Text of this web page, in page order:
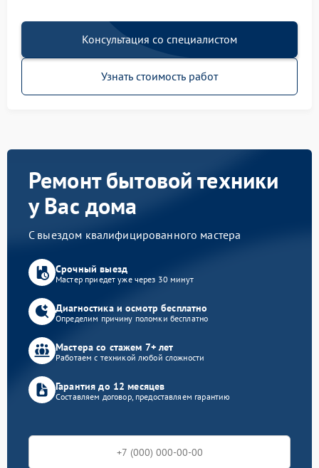
Консультация со специалистом
Узнать стоимость работ
Ремонт бытовой техники
у Вас дома
С выездом квалифицированного мастера
Срочный выезд
Мастер приедет уже через 30 минут
Диагностика и осмотр бесплатно
Определим причину поломки бесплатно
Мастера со стажем 7+ лет
Работаем с техникой любой сложности
Гарантия до 12 месяцев
Составляем договор, предоставляем гарантию